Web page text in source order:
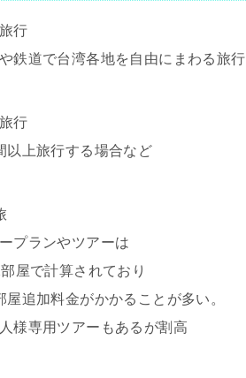
行
鉄道で台湾各地を自由にまわる旅行
行
以上旅行する場合など
プランやツアーは
屋で計算されており
屋追加料金がかかることが多い。
様専用ツアーもあるが割高